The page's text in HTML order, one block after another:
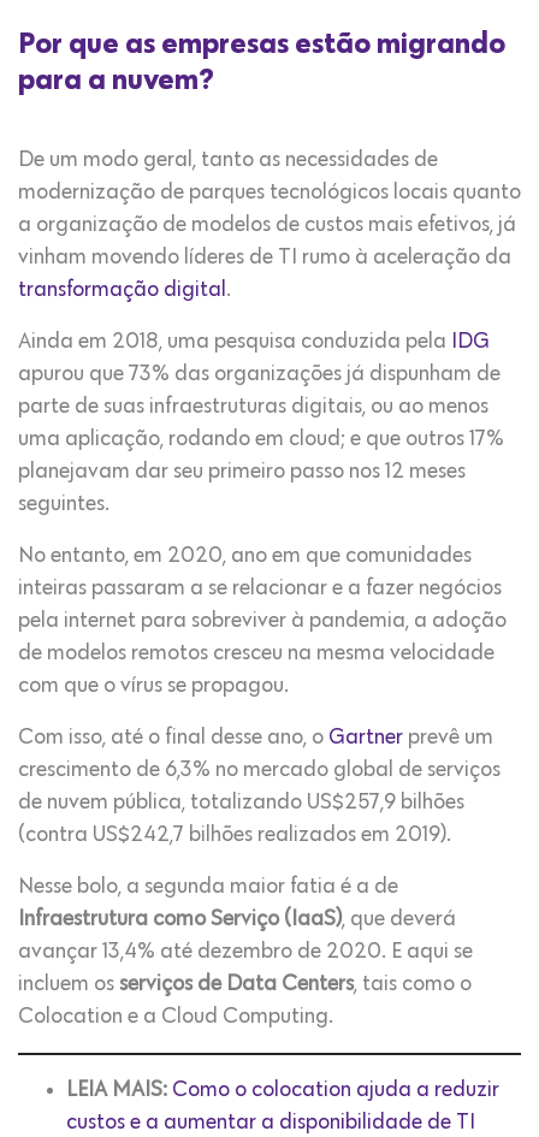
Por que as empresas estão migrando
para a nuvem?
De um modo geral, tanto as necessidades de
modernização de parques tecnológicos locais quanto
a organização de modelos de custos mais efetivos, já
vinham movendo líderes de TI rumo à aceleração da
transformação digital .
Ainda em 2018, uma pesquisa conduzida pela
IDG
apurou que 73% das organizações já dispunham de
parte de suas infraestruturas digitais, ou ao menos
uma aplicação, rodando em cloud; e que outros 17%
planejavam dar seu primeiro passo nos 12 meses
seguintes.
No entanto, em 2020, ano em que comunidades
inteiras passaram a se relacionar e a fazer negócios
pela internet para sobreviver à pandemia, a adoção
de modelos remotos cresceu na mesma velocidade
com que o vírus se propagou.
Com isso, até o final desse ano, o Gartner prevê um
crescimento de 6,3% no mercado global de serviços
de nuvem pública, totalizando US$257,9 bilhões
(contra US$242,7 bilhões realizados em 2019).
Nesse bolo, a segunda maior fatia é a de
Infraestrutura como Serviço (IaaS), que deverá
avançar 13,4% até dezembro de 2020. E aqui se
incluem os serviços de Data Centers, tais como o
Colocation e a Cloud Computing.
LEIA MAIS: Como o colocation ajuda a reduzir
custos e a aumentar a disponibilidade de TI